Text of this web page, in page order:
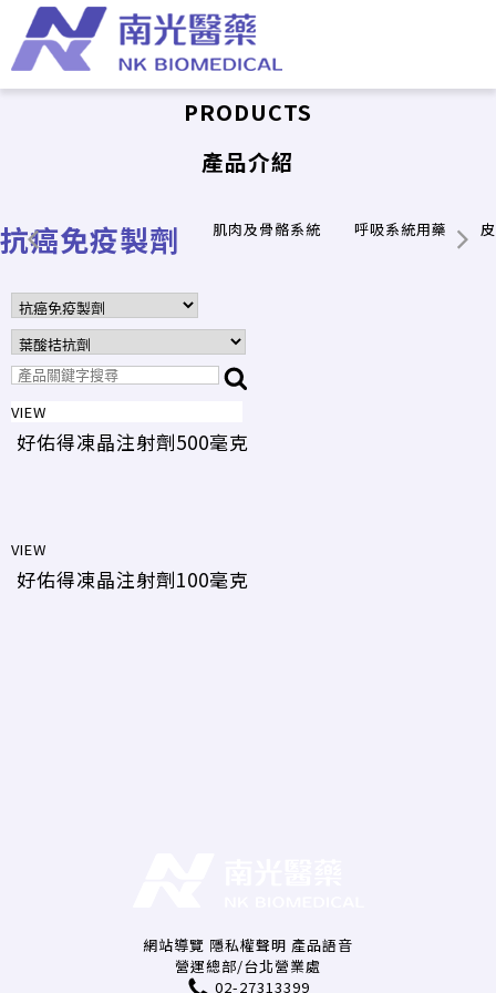
PRODUCTS
產品介紹
抗癌免疫製劑 肌肉及骨骼系統 呼吸系統用藥
VIEW
好佑得凍晶注射劑500毫克
VIEW
好佑得凍晶注射劑100毫克
網站導覽 隱私權聲明 產品語音
營運總部/台北營業處
02-27313399